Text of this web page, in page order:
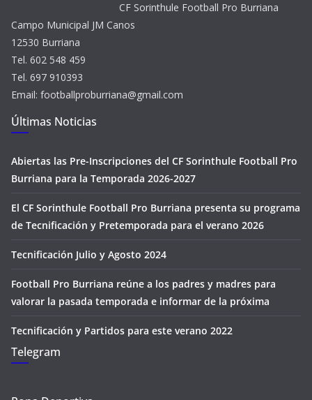
CF Sorinthule Football Pro Burriana
Campo Municipal JM Canos
12530 Burriana
Tel. 602 548 459
Tel. 697 910393
Email: footballproburriana@gmail.com
Últimas Noticias
Abiertas las Pre-Inscripciones del CF Sorinthule Football Pro
Burriana para la Temporada 2026-2027
El CF Sorinthule Football Pro Burriana presenta su programa
de Tecnificación y Pretemporada para el verano 2026
Tecnificación Julio y Agosto 2024
Football Pro Burriana reúne a los padres y madres para
valorar la pasada temporada e informar de la próxima
Tecnificación y Partidos para este verano 2022
Telegram